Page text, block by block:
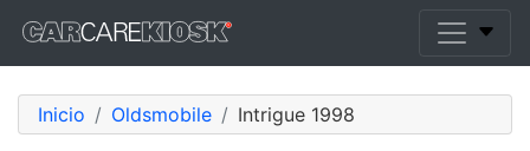
Inicio Oldsmobile Intrigue 1998